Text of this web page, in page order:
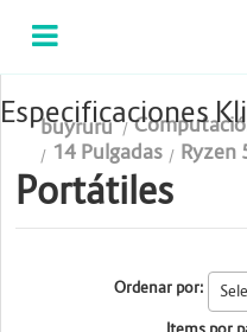
Categorias
Computación
Tablas
Celulares y Tablets
Especificaciones
buyruru
14 Pulgadas
Ryzen
Portátiles
Ordenar por: